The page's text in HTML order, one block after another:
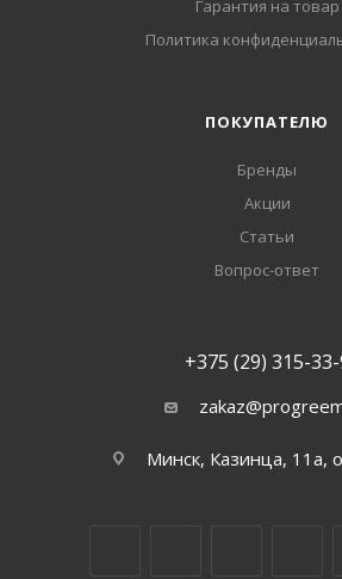
Гарантия на товар
Политика
ПОКУПАТЕЛЮ
Бренды
Акции
Статьи
Вопрос-ответ
+375 (29) 315-
Минск, Казинца, 11а,